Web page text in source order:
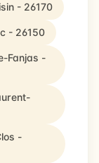
- 26170
- 26150
Fanjas -
-